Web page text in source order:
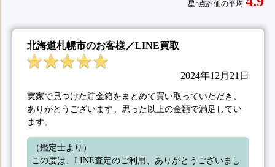
星5点評価の平均
北海道札幌市のお客様／LINE買取
2024年12月21日
実家で見つけた貯金箱をまとめて買い取っていただき、
ありがとうございます。思った以上の金額で満足してい
ます。
（鑑定士より）
この度は、LINE査定のご利用、ありがとうございまし